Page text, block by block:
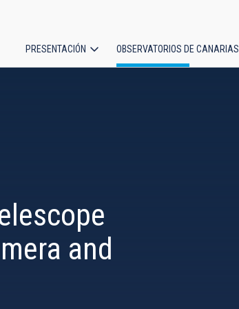
Navegación
PRESENTACIÓN OBSERVATORIOS DE CANARIAS
and